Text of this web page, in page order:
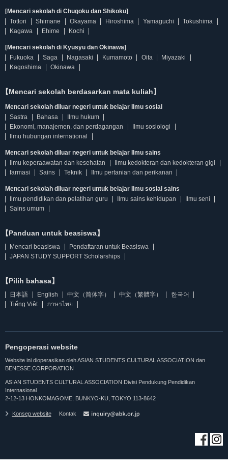
[Mencari sekolah di Chugoku dan Shikoku]
Tottori
Shimane Okayama Hiroshima Yamaguchi
Tokushima
Kagawa
Ehime Kochi
[Mencari sekolah di Kyusyu dan Okinawa]
Fukuoka
Saga Nagasaki Kumamoto Oita
Miyazaki
Kagoshima
Okinawa
【Mencari sekolah berdasarkan mata kuliah】
Mencari sekolah diluar negeri untuk belajar Ilmu sosial
Sastra
Bahasa
Ilmu hukum
Ekonomi, manajemen, dan perdagangan
Ilmu sosiologi
Ilmu hubungan international
Mencari sekolah diluar negeri untuk belajar Ilmu sains
Ilmu keperaawatan dan kesehatan
Ilmu kedokteran dan kedokteran gigi
farmasi
Sains Teknik Ilmu pertanian dan perikanan
Mencari sekolah diluar negeri untuk belajar Ilmu sosial sains
Ilmu pendidikan dan pelatihan guru
Ilmu sains kehidupan
Ilmu seni
Sains umum
【Panduan untuk beasiswa】
Mencari beasiswa
Pendaftaran untuk Beasiswa
JAPAN STUDY SUPPORT Scholarships
【Pilih bahasa】
日本語 English 中文（简体字） 中文（繁體字）
한국어
Tiếng Việt
ภาษาไทย
Pengoperasi website
Website ini dioperasikan oleh ASIAN STUDENTS CULTURAL ASSOCIATION dan
BENESSE CORPORATION
ASIAN STUDENTS CULTURAL ASSOCIATION Divisi Pendukung Pendidikan
Internasional
2-12-13 HONKOMAGOME, BUNKYO-KU, TOKYO 113-8642
Konsep website Kontak